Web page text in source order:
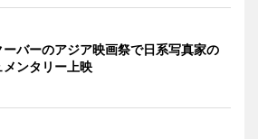
ーバーのアジア映画祭で日系写真家の
メンタリー上映